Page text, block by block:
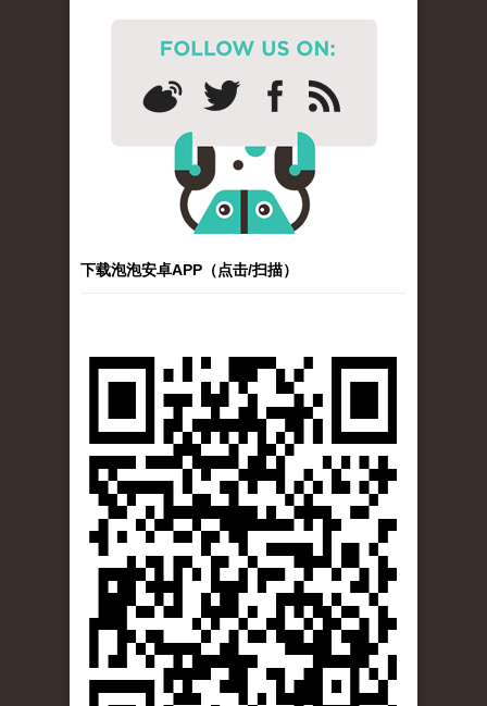
下载泡泡安卓APP（点击/扫描）